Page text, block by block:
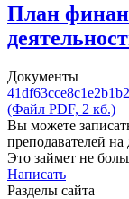
План
Документы
(Файл PDF, 2 кб.)
Вы можете
преподавателей на
Это займет не
Написать
Разделы сайта